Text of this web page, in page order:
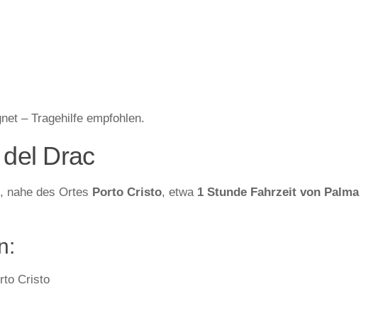
– Tragehilfe empfohlen.
Drac
nahe des Ortes Porto Cristo, etwa 1 Stunde Fahrzeit von Palma
Cristo